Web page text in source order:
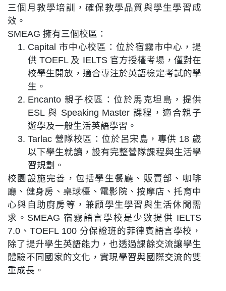
三個月教學培訓，確保教學品質與學生學習成
效。
SMEAG 擁有三個校區：
Capital 市中心校區：位於宿霧市中心，提
供 TOEFL 及 IELTS 官方授權考場，僅對在
校學生開放，適合專注於英語檢定考試的學
生。
Encanto 親子校區：位於馬克坦島，提供
ESL 與 Speaking Master 課程，適合親子
遊學及一般生活英語學習。
Tarlac 營隊校區：位於呂宋島，專供 18 歲
以下學生就讀，設有完整營隊課程與生活學
習規劃。
校園設施完善，包括學生餐廳、販賣部、咖啡
廳、健身房、桌球檯、電影院、按摩店、托育中
心與自助廚房等，兼顧學生學習與生活休閒需
求。SMEAG 宿霧語言學校是少數提供 IELTS
7.0、TOEFL 100 分保證班的菲律賓語言學校，
除了提升學生英語能力，也透過課餘交流讓學生
體驗不同國家的文化，實現學習與國際交流的雙
重成長。